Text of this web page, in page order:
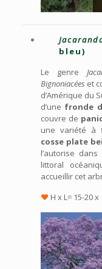
bleu)
Le genre
Bignoniacées et
d’Amérique du
d’une fronde
couvre de
une variété à
cosse plate
l’autorise
littoral
accueillir cet
♥H x L= 15-20 x